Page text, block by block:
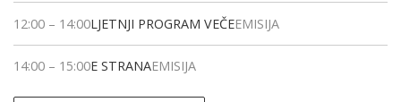
12:00 – 14:00LJETNJI PROGRAM VEČEEMISIJA
14:00 – 15:00E STRANAEMISIJA